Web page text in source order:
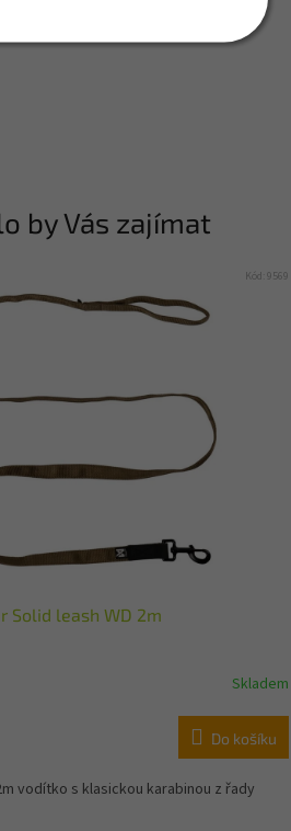
by Vás zajímat
Solid leash WD 2m
Skladem
Do košíku
vodítko s klasickou karabinou z řady
Kód: 9569